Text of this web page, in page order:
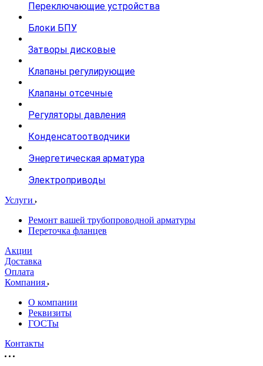
Переключающие устройства
Блоки БПУ
Затворы дисковые
Клапаны регулирующие
Клапаны отсечные
Регуляторы давления
Конденсатоотводчики
Энергетическая арматура
Электроприводы
Услуги
Ремонт вашей трубопроводной арматуры
Переточка фланцев
Акции
Доставка
Оплата
Компания
О компании
Реквизиты
ГОСТы
Контакты